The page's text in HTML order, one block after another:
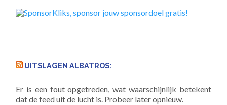
UITSLAGEN ALBATROS:
Er is een fout opgetreden, wat waarschijnlijk betekent
dat de feed uit de lucht is. Probeer later opnieuw.